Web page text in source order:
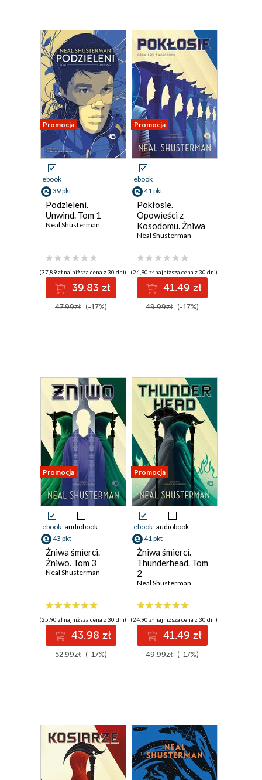
Promocja
ebook
39 pkt
Podzieleni.
Unwind. Tom 1
Neal Shusterman
(37,89 zł najniższa cena z 30 dni)
39.83 zł
47.99zł (-17%)
Promocja
ebook
41 pkt
Pokłosie.
Opowieści z
Kosodomu. Żniwa
śmierci. Tom 3,5
Neal Shusterman
(24,90 zł najniższa cena z 30 dni)
41.49 zł
49.99zł (-17%)
Promocja
ebook audiobook
43 pkt
Żniwa śmierci.
Żniwo. Tom 3
Neal Shusterman
(25,90 zł najniższa cena z 30 dni)
43.98 zł
52.99zł (-17%)
Promocja
ebook audiobook
41 pkt
Żniwa śmierci.
Thunderhead. Tom
2
Neal Shusterman
(24,90 zł najniższa cena z 30 dni)
41.49 zł
49.99zł (-17%)